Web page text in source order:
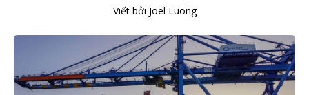
Viết bởi Joel Luong